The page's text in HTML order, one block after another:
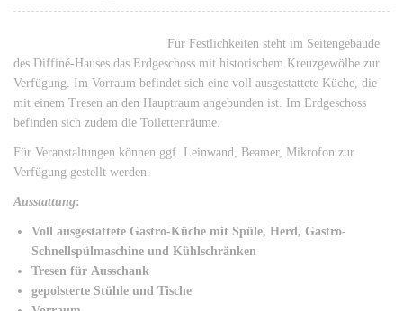
Für Festlichkeiten steht im Seitengebäude
des Diffiné-Hauses das Erdgeschoss mit historischem Kreuzgewölbe zur
Verfügung. Im Vorraum befindet sich eine voll ausgestattete Küche, die
mit einem Tresen an den Hauptraum angebunden ist. Im Erdgeschoss
befinden sich zudem die Toilettenräume.
Für Veranstaltungen können ggf. Leinwand, Beamer, Mikrofon zur
Verfügung gestellt werden.
Ausstattung:
Voll ausgestattete Gastro-Küche mit Spüle, Herd, Gastro-
Schnellspülmaschine und Kühlschränken
Tresen für Ausschank
gepolsterte Stühle und Tische